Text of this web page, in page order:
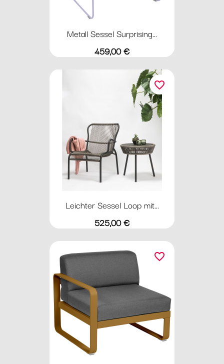
Metall Sessel Surprising...
Preis
459,00 €
Leichter Sessel Loop mit...
Preis
525,00 €
favorite_border
favorite_border